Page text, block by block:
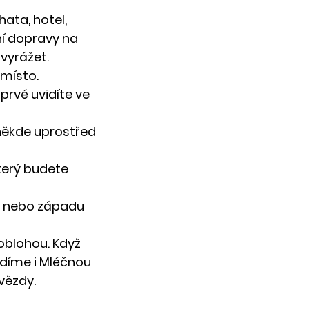
hotel,
dopravy na
uvidíte ve
uprostřed
budete
západu
Když
i Mléčnou